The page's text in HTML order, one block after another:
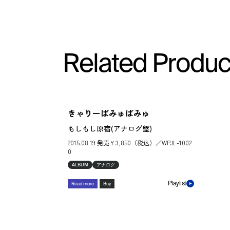
Related
きゃりーぱみゅぱみゅ
もしもし原宿(アナログ盤)
2015.08.19 発売￥3,850（税込）／WPJL-1002
0
ALBUM アナログ
Read more Buy Playlist